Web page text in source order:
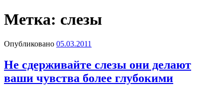
Метка: слезы
Опубликовано 05.03.2011
Не сдерживайте слезы они делают
ваши чувства более глубокими